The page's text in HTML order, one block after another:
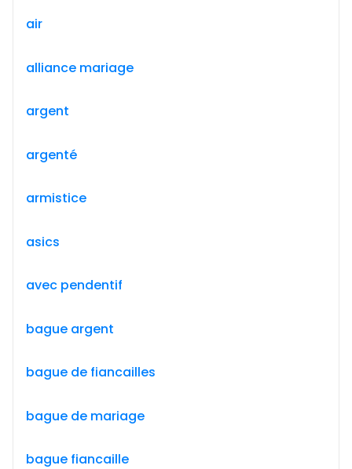
air
alliance mariage
argent
argenté
armistice
asics
avec pendentif
bague argent
bague de fiancailles
bague de mariage
bague fiancaille